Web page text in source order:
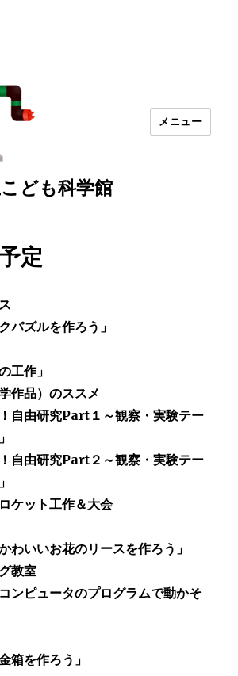
ども科学館
メニュー
定
パズルを作ろう」
工作」
作品）のススメ
自由研究Part１～観察・実験テー
自由研究Part２～観察・実験テー
ケット工作＆大会
わいいお花のリースを作ろう」
教室
ンピュータのプログラムで動かそ
箱を作ろう」